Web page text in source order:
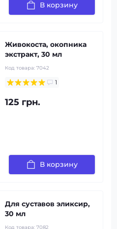
В корзину
Живокоста, окопника
экстракт, 30 мл
Код товара: 7042
1
125 грн.
В корзину
Для суставов эликсир,
30 мл
Код товара: 7082